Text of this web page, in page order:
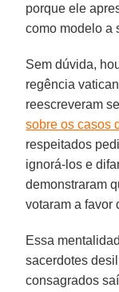
porque ele
como modelo a
Sem dúvida,
regência
reescreveram
sobre os casos
respeitados
ignorá-los e
demonstraram
votaram a favor
Essa
sacerdotes
consagrados